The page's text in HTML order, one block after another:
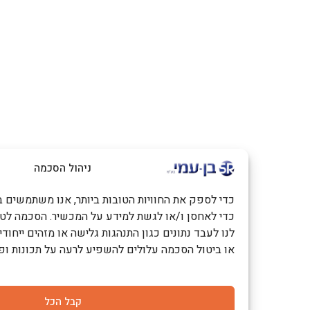
כדי לספק את החוויות הטובות ביותר, אנו משתמשים בטכנולוגיות
כדי לאחסן ו/או לגשת למידע על המכשיר. הסכמה לטכנולוגיות
לנו לעבד נתונים כגון התנהגות גלישה או מזהים ייחודיים באתר
או ביטול הסכמה עלולים להשפיע לרעה על תכונות ופונקציות